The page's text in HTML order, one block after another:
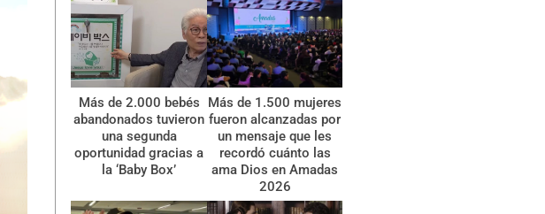
Más de 2.000 bebés
abandonados tuvieron
una segunda
oportunidad gracias a
la ‘Baby Box’
Más de 1.500 mujeres
fueron alcanzadas por
un mensaje que les
recordó cuánto las
ama Dios en Amadas
2026